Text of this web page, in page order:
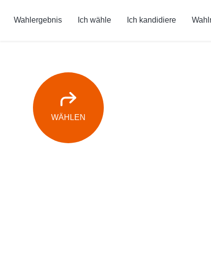
Wahlergebnis Ich wähle Ich kandidiere
WÄHLEN